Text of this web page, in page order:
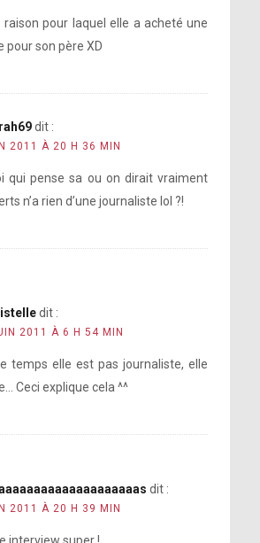
pour laquel elle a acheté une
pour son père XD
dit :
2011 À 20 H 36 MIN
qui pense sa ou on dirait vraiment
n’a rien d’une journaliste lol ?!
dit :
2011 À 6 H 54 MIN
temps elle est pas journaliste, elle
Ceci explique cela ^^
dit :
2011 À 20 H 39 MIN